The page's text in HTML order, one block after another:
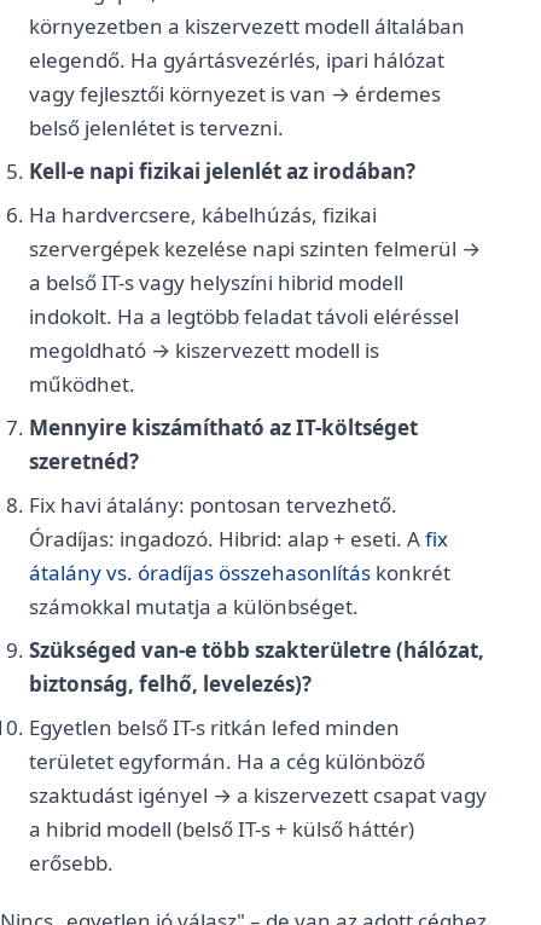
környezetben a kiszervezett modell általában
elegendő. Ha gyártásvezérlés, ipari hálózat
vagy fejlesztői környezet is van → érdemes
belső jelenlétet is tervezni.
Kell-e napi fizikai jelenlét az irodában?
Ha hardvercsere, kábelhúzás, fizikai
szervergépek kezelése napi szinten felmerül →
a belső IT-s vagy helyszíni hibrid modell
indokolt. Ha a legtöbb feladat távoli eléréssel
megoldható → kiszervezett modell is
működhet.
Mennyire kiszámítható az IT-költséget
szeretnéd?
Fix havi átalány: pontosan tervezhető.
Óradíjas: ingadozó. Hibrid: alap + eseti. Afix
átalány vs. óradíjas összehasonlítás konkrét
számokkal mutatja a különbséget.
Szükséged van-e több szakterületre (hálózat,
biztonság, felhő, levelezés)?
Egyetlen belső IT-s ritkán lefed minden
területet egyformán. Ha a cég különböző
szaktudást igényel → a kiszervezett csapat vagy
a hibrid modell (belső IT-s + külső háttér)
erősebb.